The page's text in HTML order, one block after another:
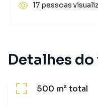
Detalhes
500 m²total
17 pessoas